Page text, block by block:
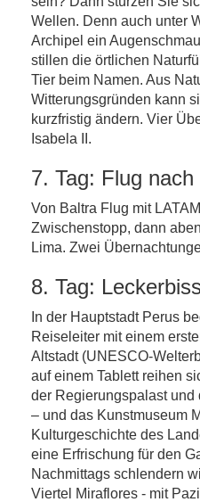
Wellen. Denn auch unter
Archipel ein
stillen die örtlichen
Tier beim Namen. Aus
Witterungsgründen kann
kurzfristig ändern. Vier
Isabela II.
7. Tag: Flug nach
Von Baltra Flug mit
Zwischenstopp, dann
Lima. Zwei
8. Tag:
In der Hauptstadt Perus
Reiseleiter mit einem
Altstadt (UNESCO-
auf einem Tablett reihen
der Regierungspalast
– und das Kunstmuseum
Kulturgeschichte des
eine Erfrischung für den
Nachmittags schlendern
Viertel Miraflores - mit